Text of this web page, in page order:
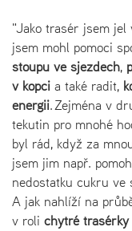
"Jako trasér jsem
jsem mohl pomoci
stoupu ve sjezdech,
v kopci a také radit,
energii. Zejména v
tekutin pro mnohé
byl rád, když za
jsem jim např.
nedostatku cukru ve
A jak nahlíží na
v roli chytré